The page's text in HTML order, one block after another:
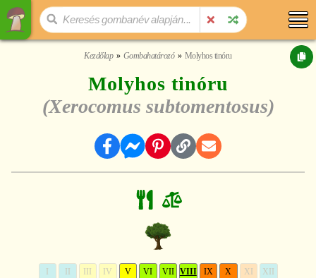
Kezdőlap Gombahatározó Molyhos tinóru
Molyhos tinóru
(Xerocomus subtomentosus)
IV V VI VII VIII IX X XI XII